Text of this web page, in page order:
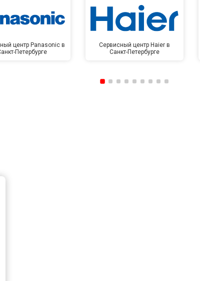
центр Panasonic в
Петербурге
Сервисный центр Haier в
Санкт-Петербурге